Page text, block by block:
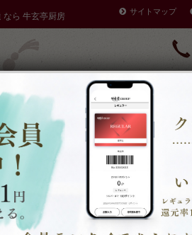
なら 牛玄亭厨房
サイトマップ
注文方法 商品一覧